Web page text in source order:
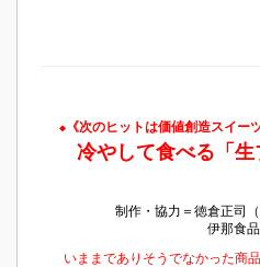
◆ 《次のヒットは価値創造スイーツ
冷やして食べる「
制作・協力＝徳倉正司
伊那食
いままでありそうでなかった商